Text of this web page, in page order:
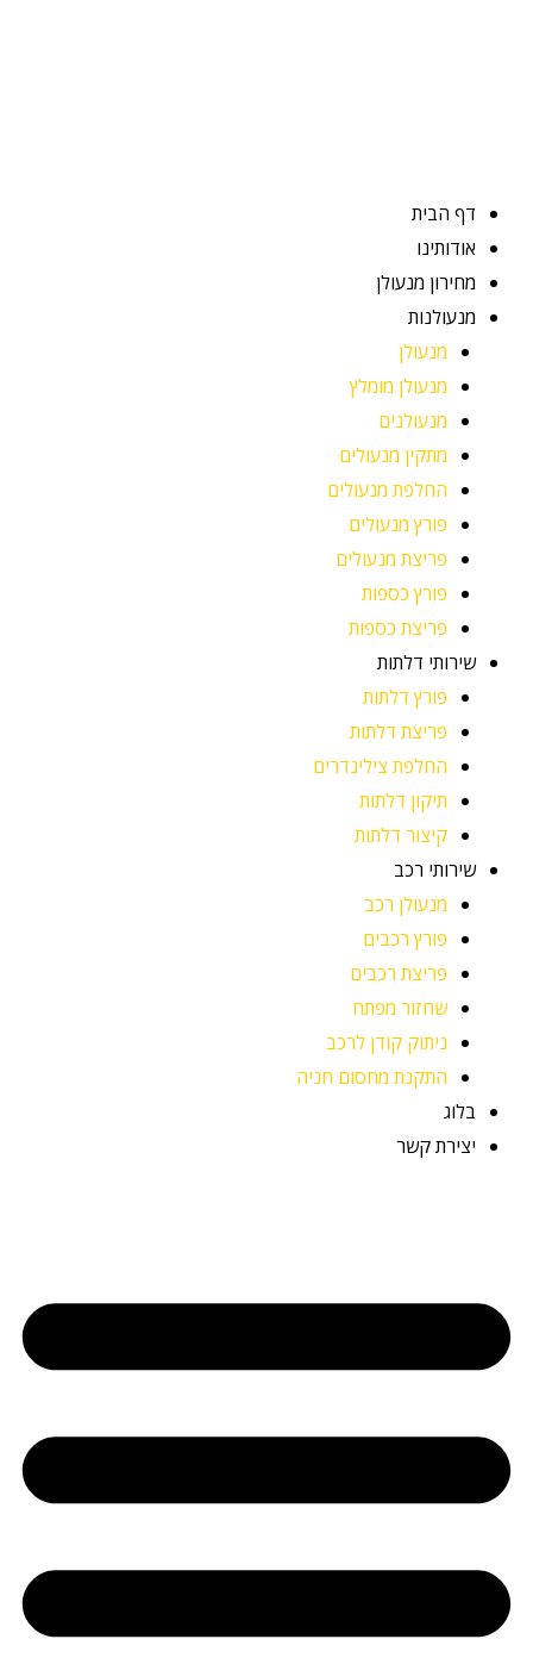
דף הבית
אודותינו
מחירון מנעולן
מנעולנות
מנעולן
מנעולן מומלץ
מנעולנים
מתקין מנעולים
החלפת מנעולים
פורץ מנעולים
פריצת מנעולים
פורץ כספות
פריצת כספות
שירותי דלתות
פורץ דלתות
פריצת דלתות
החלפת צילינדרים
תיקון דלתות
קיצור דלתות
שירותי רכב
מנעולן רכב
פורץ רכבים
פריצת רכבים
שחזור מפתח
ניתוק קודן לרכב
התקנת מחסום חניה
בלוג
יצירת קשר